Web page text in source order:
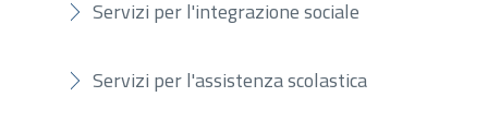
Servizi per l'integrazione sociale
Servizi per l'assistenza scolastica